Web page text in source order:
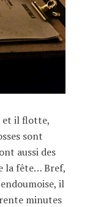
et il flotte,
sont
aussi des
la fête… Bref,
il
minutes